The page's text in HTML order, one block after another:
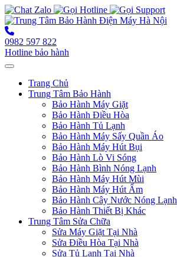
0982 597 822
Hotline bảo hành
Toggle navigation
Trang Chủ
Trung Tâm Bảo Hành
Bảo Hành Máy Giặt
Bảo Hành Điều Hòa
Bảo Hành Tủ Lạnh
Bảo Hành Máy Sấy Quần Áo
Bảo Hành Máy Hút Bụi
Bảo Hành Lò Vi Sóng
Bảo Hành Bình Nóng Lạnh
Bảo Hành Máy Hút Mùi
Bảo Hành Máy Hút Ẩm
Bảo Hành Cây Nước Nóng Lạnh
Bảo Hành Thiết Bị Khác
Trung Tâm Sửa Chữa
Sửa Máy Giặt Tại Nhà
Sửa Điều Hòa Tại Nhà
Sửa Tủ Lạnh Tại Nhà